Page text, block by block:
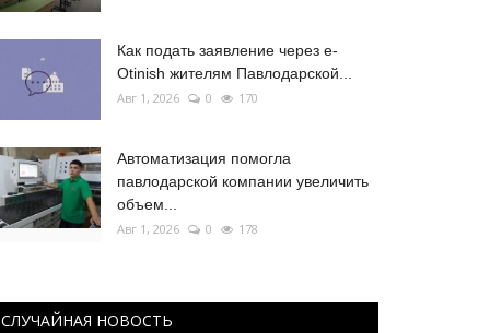
Как подать заявление через e-
Otinish жителям Павлодарской...
Авг 1, 2026 0 170
Автоматизация помогла
павлодарской компании увеличить
объем...
Авг 1, 2026 0 178
СЛУЧАЙНАЯ НОВОСТЬ